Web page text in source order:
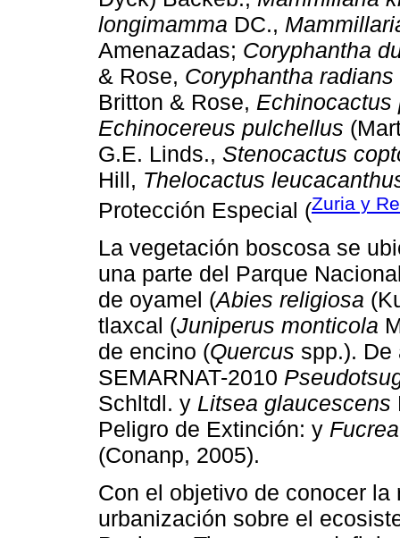
longimamma DC.,
Amenazadas; Coryphantha
& Rose, Coryphantha radians
Britton & Rose, Echinocactus
Echinocereus pulchellus
G.E. Linds., Stenocactus
Hill, Thelocactus
Protección Especial (Zuria y
La vegetación boscosa se
una parte del Parque
de oyamel (Abies religiosa
tlaxcal (Juniperus monticola
de encino (Quercus spp.). De
SEMARNAT-2010
Schltdl. y Litsea glaucescens
Peligro de Extinción: y
(Conanp, 2005).
Con el objetivo de conocer
urbanización sobre el